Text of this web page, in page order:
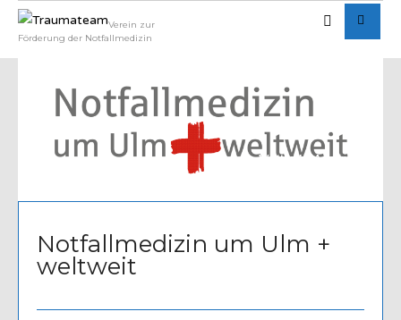
Verein zur
Förderung der Notfallmedizin
Written byAdmin
Notfallmedizin um Ulm +
weltweit